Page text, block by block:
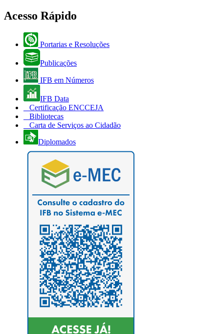
Acesso Rápido
Portarias e Resoluções
Publicações
IFB em Números
IFB Data
Certificação ENCCEJA
Bibliotecas
Carta de Serviços ao Cidadão
Diplomados